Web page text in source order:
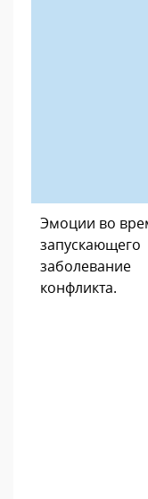
Эмоции во
запускающего
заболевание
конфликта.